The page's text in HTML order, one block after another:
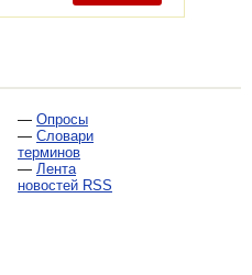
— Опросы
— Словари
терминов
— Лента
новостей RSS